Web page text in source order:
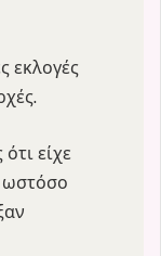
εκλογές
είχε
ωστόσο